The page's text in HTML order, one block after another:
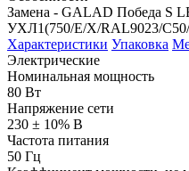
Замена - GALAD Победа S
УХЛ1(750/E/X/RAL9023/
Характеристики Упаковка
Электрические
Номинальная мощность
80 Вт
Напряжение сети
230 ± 10% В
Частота питания
50 Гц